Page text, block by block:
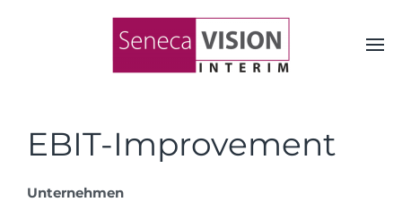
EBIT-Improvement
Unternehmen